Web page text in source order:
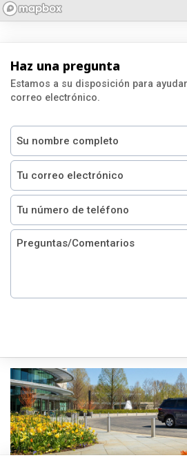
Haz una pregunta
Estamos a su disposición para
correo electrónico.